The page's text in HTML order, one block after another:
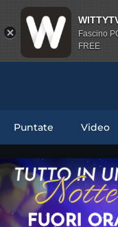
Puntate Video
Fascino
FREE